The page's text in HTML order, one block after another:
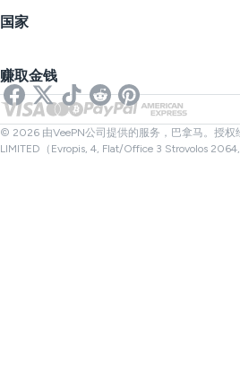
博客
Cookie偏好设置
匿名IP
流媒体用VPN
Netflix VPN
隐藏您的IP
在线短信
链接检查器
文件检查器
国家
英国VPN
加拿大VPN
土耳其VPN
赚取金钱
合作伙伴
© 2026 由VeePN公司提供的服务，巴拿马。授权
LIMITED（Evropis, 4, Flat/Office 3 Strovolos 2064,